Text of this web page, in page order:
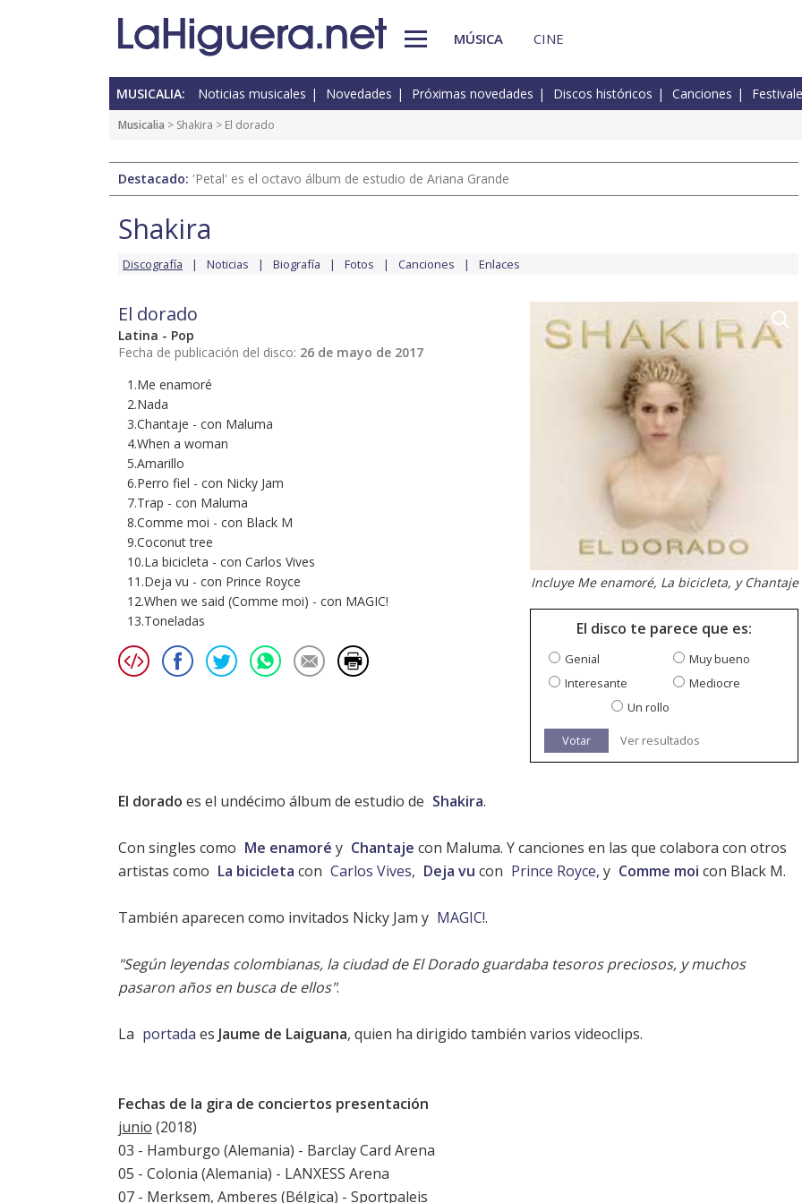
MÚSICA CINE
MUSICALIA: Noticias musicales Novedades Próximas novedades Discos históricos Canciones
Musicalia > Shakira > El dorado
Destacado: 'Petal' es el octavo álbum de estudio de Ariana Grande
Shakira
Discografía Noticias Biografía Fotos Canciones Enlaces
El dorado
Latina - Pop
Fecha de publicación del disco: 26 de mayo de 2017
1.Me enamoré
2.Nada
3.Chantaje - con Maluma
4.When a woman
5.Amarillo
6.Perro fiel - con Nicky Jam
7.Trap - con Maluma
8.Comme moi - con Black M
9.Coconut tree
10.La bicicleta - con Carlos Vives
11.Deja vu - con Prince Royce
12.When we said (Comme moi) - con MAGIC!
13.Toneladas
Incluye Me enamoré, La bicicleta, y Chantaje
El disco te parece que es:
Genial
Muy bueno
Interesante
Mediocre
Un rollo
Votar Ver resultados
El dorado es el undécimo álbum de estudio de Shakira.
Con singles como Me enamoré y Chantaje con Maluma. Y canciones en las que colabora con otros
artistas como La bicicleta con Carlos Vives, Deja vu con Prince Royce, y Comme moi con Black M.
También aparecen como invitados Nicky Jam y MAGIC!.
"Según leyendas colombianas, la ciudad de El Dorado guardaba tesoros preciosos, y muchos
pasaron años en busca de ellos".
La portada es Jaume de Laiguana, quien ha dirigido también varios videoclips.
Fechas de la gira de conciertos presentación
junio (2018)
03 - Hamburgo (Alemania) - Barclay Card Arena
05 - Colonia (Alemania) - LANXESS Arena
07 - Merksem, Amberes (Bélgica) - Sportpaleis